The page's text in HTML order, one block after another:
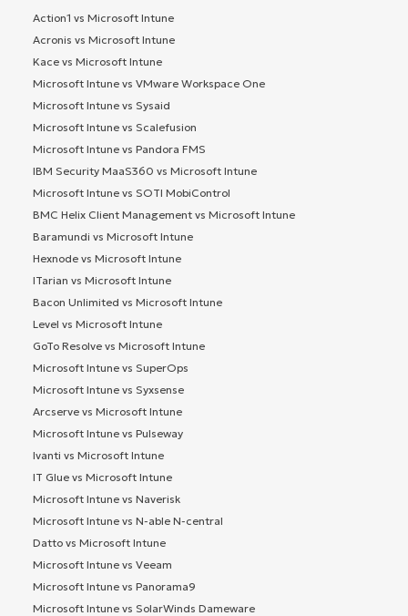
Action1 vs Microsoft Intune
Acronis vs Microsoft Intune
Kace vs Microsoft Intune
Microsoft Intune vs VMware Workspace One
Microsoft Intune vs Sysaid
Microsoft Intune vs Scalefusion
Microsoft Intune vs Pandora FMS
IBM Security MaaS360 vs Microsoft Intune
Microsoft Intune vs SOTI MobiControl
BMC Helix Client Management vs Microsoft Intune
Baramundi vs Microsoft Intune
Hexnode vs Microsoft Intune
ITarian vs Microsoft Intune
Bacon Unlimited vs Microsoft Intune
Level vs Microsoft Intune
GoTo Resolve vs Microsoft Intune
Microsoft Intune vs SuperOps
Microsoft Intune vs Syxsense
Arcserve vs Microsoft Intune
Microsoft Intune vs Pulseway
Ivanti vs Microsoft Intune
IT Glue vs Microsoft Intune
Microsoft Intune vs Naverisk
Microsoft Intune vs N-able N-central
Datto vs Microsoft Intune
Microsoft Intune vs Veeam
Microsoft Intune vs Panorama9
Microsoft Intune vs SolarWinds Dameware